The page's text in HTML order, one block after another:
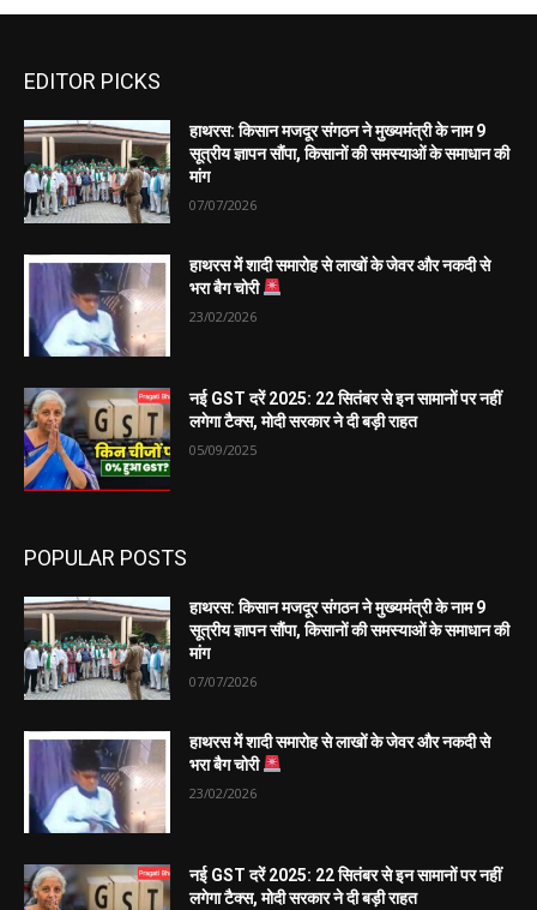
EDITOR PICKS
हाथरस: किसान मजदूर संगठन ने मुख्यमंत्री के नाम 9
सूत्रीय ज्ञापन सौंपा, किसानों की समस्याओं के समाधान की
मांग
07/07/2026
हाथरस में शादी समारोह से लाखों के जेवर और नकदी से
भरा बैग चोरी
23/02/2026
नई GST दरें 2025: 22 सितंबर से इन सामानों पर नहीं
लगेगा टैक्स, मोदी सरकार ने दी बड़ी राहत
05/09/2025
POPULAR POSTS
हाथरस: किसान मजदूर संगठन ने मुख्यमंत्री के नाम 9
सूत्रीय ज्ञापन सौंपा, किसानों की समस्याओं के समाधान की
मांग
07/07/2026
हाथरस में शादी समारोह से लाखों के जेवर और नकदी से
भरा बैग चोरी
23/02/2026
नई GST दरें 2025: 22 सितंबर से इन सामानों पर नहीं
लगेगा टैक्स, मोदी सरकार ने दी बड़ी राहत